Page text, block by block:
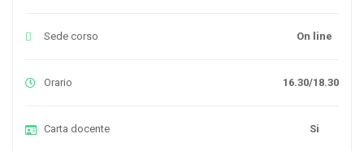
Sede corso On line
Orario 16.30/18.30
Carta docente Si